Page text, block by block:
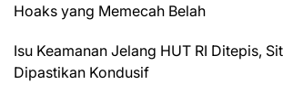
Hoaks yang Memecah Belah
Isu Keamanan Jelang HUT RI Ditepis,
Dipastikan Kondusif